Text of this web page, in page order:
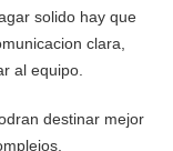
solido hay que
clara,
al equipo.
destinar mejor